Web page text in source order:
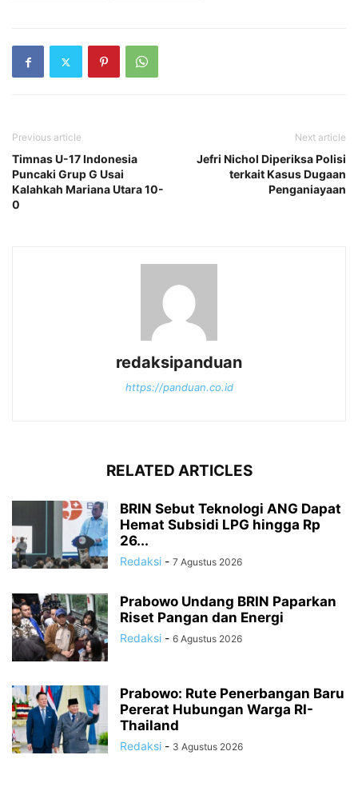
Previous article
Timnas U-17 Indonesia
Puncaki Grup G Usai
Kalahkah Mariana Utara 10-
0
Next article
Jefri Nichol Diperiksa Polisi
terkait Kasus Dugaan
Penganiayaan
redaksipanduan
https://panduan.co.id
RELATED ARTICLES
BRIN Sebut Teknologi ANG Dapat
Hemat Subsidi LPG hingga Rp
26...
Redaksi - 7 Agustus 2026
Prabowo Undang BRIN Paparkan
Riset Pangan dan Energi
Redaksi - 6 Agustus 2026
Prabowo: Rute Penerbangan Baru
Pererat Hubungan Warga RI-
Thailand
Redaksi - 3 Agustus 2026